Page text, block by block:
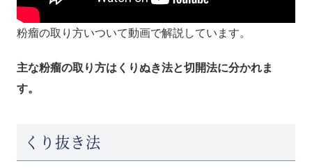
粉瘤の取り方いついて動画で解説しています。
主な粉瘤の取り方はくりぬき法と切開法に分かれま
す。
くり抜き法